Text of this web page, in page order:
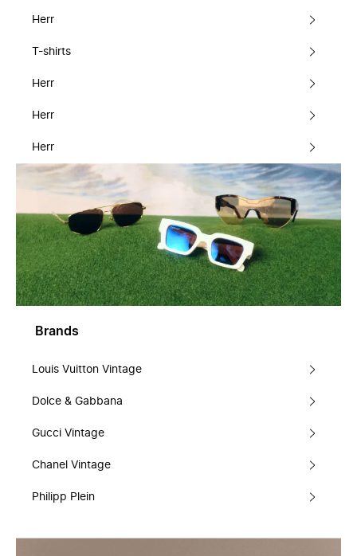
Herr
T-shirts
Herr
Herr
Herr
Brands
Louis Vuitton Vintage
Dolce & Gabbana
Gucci Vintage
Chanel Vintage
Philipp Plein